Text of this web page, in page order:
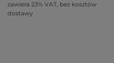
zawiera 23% VAT, bez kosztów
dostawy